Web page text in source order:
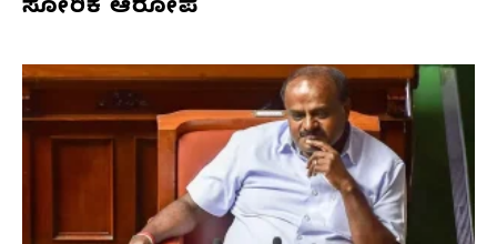
ಸೋರಿಕೆ ಆರೋಪ